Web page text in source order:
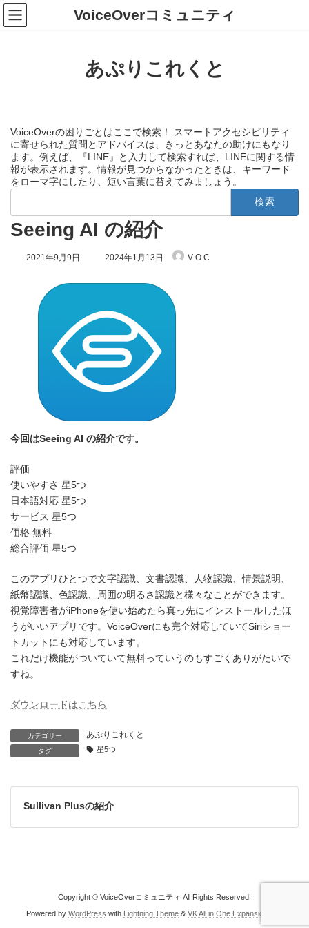
コ
ン
テ
ナ
ビ
ゲ
VoiceOverコミュニティ
あぷりこれくと
VoiceOverの困りごとはここで検索！ スマートアクセシビリティ
に寄せられた質問とアドバイスは、きっとあなたの助けにもなり
ます。例えば、『LINE』と入力して検索すれば、LINEに関する情
報が表示されます。情報が見つからなかったときは、キーワード
をローマ字にしたり、短い言葉に替えてみましょう。
検
Seeing AI の紹介
2021年9月9日
最
時
2024年1月13日 V O C
今回はSeeing AI の紹介です。
評価
使いやすさ 星5つ
日本語対応 星5つ
サービス 星5つ
価格 無料
総合評価 星5つ
このアプリひとつで文字認識、文書認識、人物認識、情景説明、
紙幣認識、色認識、周囲の明るさ認識と様々なことができます。
視覚障害者がiPhoneを使い始めたら真っ先にインストールしたほ
うがいいアプリです。VoiceOverにも完全対応していてSiriショー
トカットにも対応しています。
これだけ機能がついていて無料っていうのもすごくありがたいで
すね。
ダウンロードはこちら
カテゴリー あぷりこれくと
タグ 星5つ
Sullivan Plusの紹介
Copyright © VoiceOverコミュニティ All Rights Reserved.
Powered by WordPress with Lightning Theme & VK All in One Expansion Unit